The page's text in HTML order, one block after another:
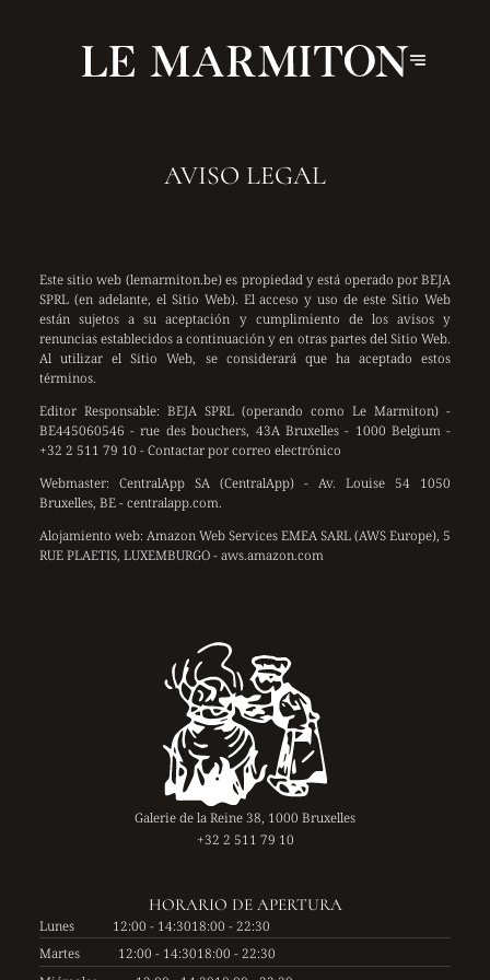
AVISO LEGAL
Este sitio web (lemarmiton.be) es propiedad y está operado por BEJA
SPRL (en adelante, el Sitio Web). El acceso y uso de este Sitio Web
están sujetos a su aceptación y cumplimiento de los avisos y
renuncias establecidos a continuación y en otras partes del Sitio Web.
Al utilizar el Sitio Web, se considerará que ha aceptado estos
términos.
Editor Responsable: BEJA SPRL (operando como Le Marmiton) -
BE445060546 - rue des bouchers, 43A Bruxelles - 1000 Belgium -
+32 2 511 79 10 -Contactar por correo electrónico
Webmaster: CentralApp SA (CentralApp) - Av. Louise 54 1050
Bruxelles, BE - centralapp.com.
Alojamiento web: Amazon Web Services EMEA SARL (AWS Europe), 5
RUE PLAETIS, LUXEMBURGO - aws.amazon.com
Galerie de la Reine 38, 1000 Bruxelles
+32 2 511 79 10
HORARIO DE APERTURA
Lunes 12:00 - 14:3018:00 - 22:30
Martes
12:00 - 14:3018:00 - 22:30